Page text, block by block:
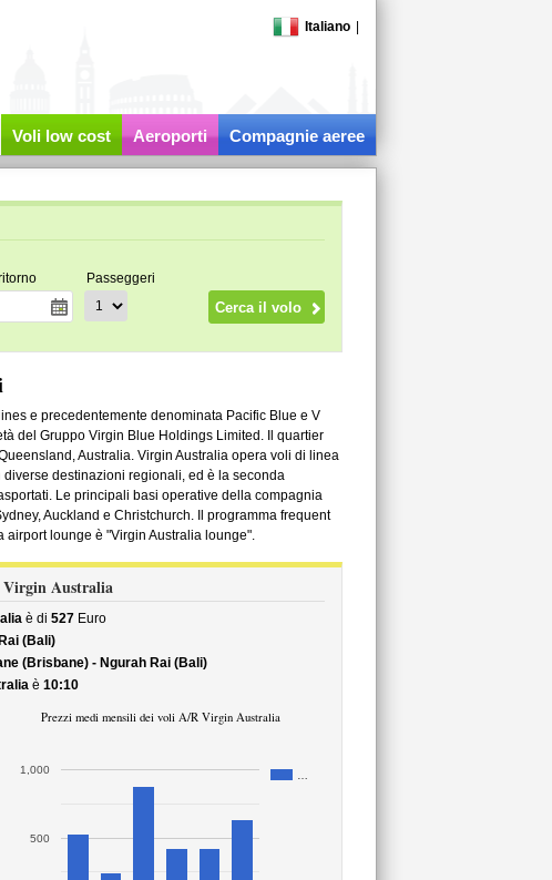
Italiano
Voli low cost Aeroporti Compagnie aeree
Passeggeri
e precedentemente denominata Pacific Blue e V
del Gruppo Virgin Blue Holdings Limited. Il quartier
Australia. Virgin Australia opera voli di linea
destinazioni regionali, ed è la seconda
Le principali basi operative della compagnia
Auckland e Christchurch. Il programma frequent
airport lounge è "Virgin Australia lounge".
Virgin Australia
è di 527Euro
(Bali)
(Brisbane) - Ngurah Rai (Bali)
è 10:10
Prezzi medi mensili dei voli A/R Virgin Australia
500
1,000